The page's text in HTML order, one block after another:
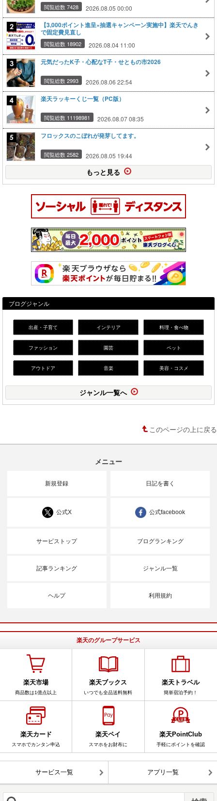
閲覧総数 7428 2026.08.05 00:00
【3,000ポイント進呈×抽選キャンペーン実施中】楽天でんき
で固定費見直し
閲覧総数 18902 2026.08.04 11:00
元気だったK子・心配なT子・せともの市2026
閲覧総数 2993 2026.08.06 22:54
楽天ラッキーくじ一覧（PC版）
閲覧総数 11198981 2026.08.07 08:35
フロックスのこぼれが発芽してます。
閲覧総数 2582 2026.08.05 19:44
もっと見る
ブログジャンル
出産・子育て インテリア 料理・食べ物
ファッション 園芸 ペット
アウトドア 音楽 美容・コスメ
ジャンル一覧へ
このページの上に戻る
メニュー
新規登録 日記を書く
公式X 公式facebook
サービストップ ブログランキング
記事ランキング ジャンル一覧
ヘルプ 利用規約
楽天のグループサービス
楽天市場
商品数は1億点以上
楽天ブックス
いつでも全品送料無料
楽天トラベル
簡単宿泊予約！
楽天カード
スマホでカンタン申込
楽天ペイ
スマホをお財布に
楽天PointClub
手軽にポイントを確認
サービス一覧 アプリ一覧